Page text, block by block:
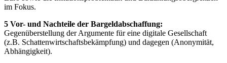
im Fokus.
5 Vor- und Nachteile der Bargeldabschaffung:
Gegenüberstellung der Argumente für eine digitale Gesellschaft
(z.B. Schattenwirtschaftsbekämpfung) und dagegen (Anonymität,
Abhängigkeit).